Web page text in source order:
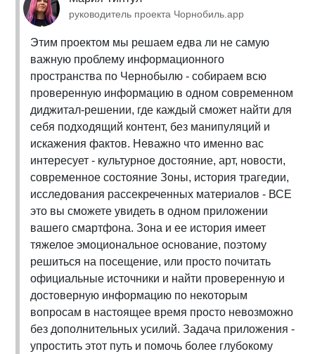
руководитель проекта Чорнобиль.app
Этим проектом мы решаем едва ли не самую
важную проблему информационного
пространства по Чернобылю - собираем всю
проверенную информацию в одном современном
диджитал-решении, где каждый сможет найти для
себя подходящий контент, без манипуляций и
искажения фактов. Неважно что именно вас
интересует - культурное достояние, арт, новости,
современное состояние Зоны, история трагедии,
исследования рассекреченных материалов - ВСЕ
это вы сможете увидеть в одном приложении
вашего смартфона. Зона и ее история имеет
тяжелое эмоциональное основание, поэтому
решиться на посещение, или просто почитать
официальные источники и найти проверенную и
достоверную информацию по некоторым
вопросам в настоящее время просто невозможно
без дополнительных усилий. Задача приложения -
упростить этот путь и помочь более глубокому